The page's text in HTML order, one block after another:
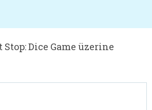
Stop: Dice Game üzerine